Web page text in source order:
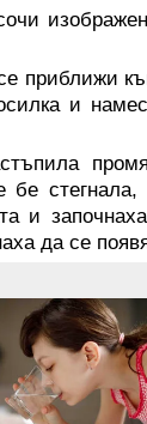
приближи
и
бе
и
да се